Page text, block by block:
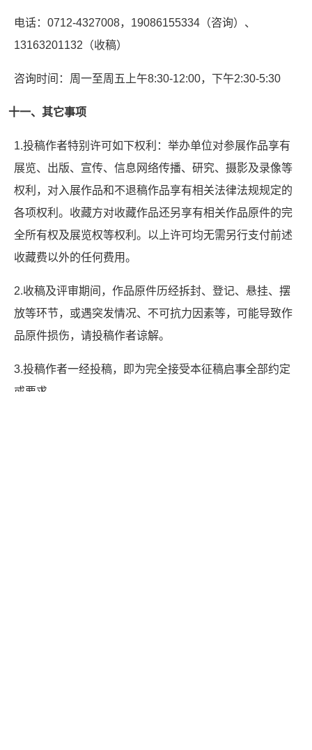
电话：0712-4327008，19086155334（咨询）、
13163201132（收稿）
咨询时间：周一至周五上午8:30-12:00，下午2:30-5:30
十一、其它事项
1.投稿作者特别许可如下权利：举办单位对参展作品享有
展览、出版、宣传、信息网络传播、研究、摄影及录像等
权利，对入展作品和不退稿作品享有相关法律法规规定的
各项权利。收藏方对收藏作品还另享有相关作品原件的完
全所有权及展览权等权利。以上许可均无需另行支付前述
收藏费以外的任何费用。
2.收稿及评审期间，作品原件历经拆封、登记、悬挂、摆
放等环节，或遇突发情况、不可抗力因素等，可能导致作
品原件损伤，请投稿作者谅解。
3.投稿作者一经投稿，即为完全接受本征稿启事全部约定
或要求。